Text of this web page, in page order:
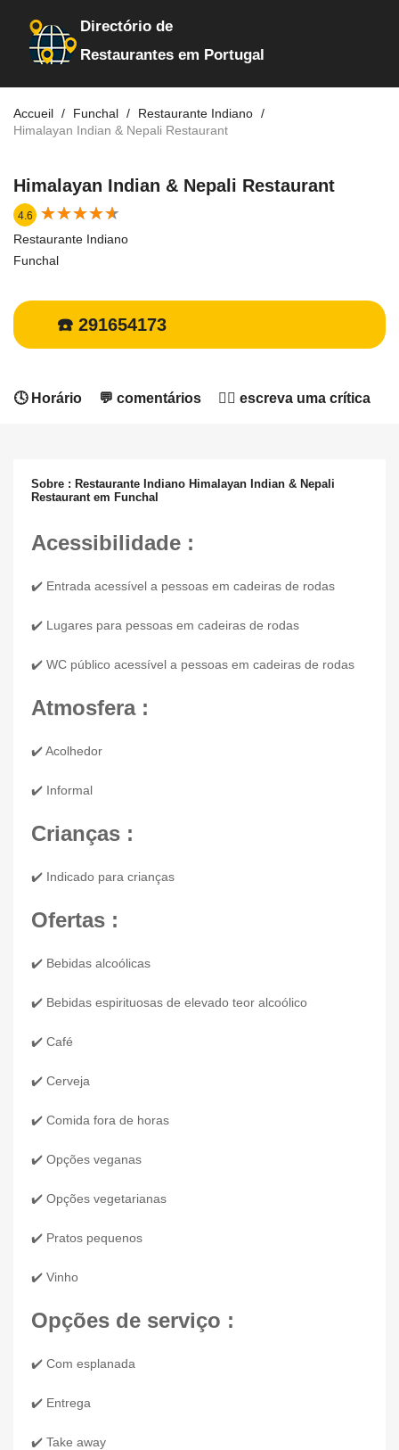
Directório de
Restaurantes em Portugal
Accueil Funchal
Restaurante Indiano
Himalayan Indian & Nepali Restaurant
Himalayan Indian & Nepali Restaurant
4.6 ★★★★★
★★★★★
Restaurante Indiano
Funchal
☎️ 291654173
🕓 Horário 💬 comentários ✍🏻 escreva uma crítica
Sobre : Restaurante Indiano Himalayan Indian & Nepali
Restaurant em Funchal
Acessibilidade :
✔️ Entrada acessível a pessoas em cadeiras de rodas
✔️ Lugares para pessoas em cadeiras de rodas
✔️ WC público acessível a pessoas em cadeiras de rodas
Atmosfera :
✔️ Acolhedor
✔️ Informal
Crianças :
✔️ Indicado para crianças
Ofertas :
✔️ Bebidas alcoólicas
✔️ Bebidas espirituosas de elevado teor alcoólico
✔️ Café
✔️ Cerveja
✔️ Comida fora de horas
✔️ Opções veganas
✔️ Opções vegetarianas
✔️ Pratos pequenos
✔️ Vinho
Opções de serviço :
✔️ Com esplanada
✔️ Entrega
✔️ Take away